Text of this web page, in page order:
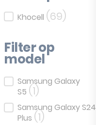
Filter op merk
Khocell (69)
Filter op
model
Filter op model
Samsung Galaxy
S5 (1)
Samsung Galaxy S24
Plus (1)